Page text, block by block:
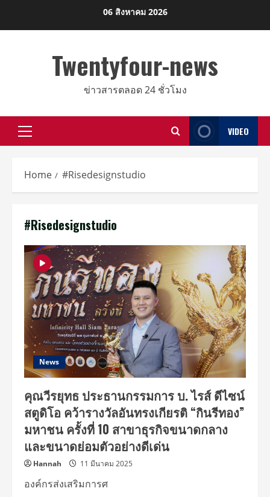
06 สิงหาคม 2026
Twentyfour-news
ข่าวสารตลอด 24 ชั่วโมง
Primary
VIDEO
Home #Risedesignstudio
#Risedesignstudio
News
คุณวีรยุทธ ประธานกรรมการ บ. ไรส์ ดีไซน์
สตูดิโอ คว้ารางวัลอันทรงเกียรติ “กินรีทอง”
มหาชน ครั้งที่ 10 สาขาธุรกิจขนาดกลาง
และขนาดย่อมตัวอย่างดีเด่น
Hannah 11 มีนาคม 2025
องค์กรส่งเสริมการศ